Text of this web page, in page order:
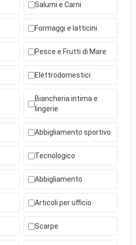
Salumi e Carni
Formaggi e latticini
Pesce e Frutti di Mare
Elettrodomestici
Biancheria intima e
lingerie
Abbigliamento sportivo
Tecnologico
Abbigliamento
Articoli per ufficio
Scarpe